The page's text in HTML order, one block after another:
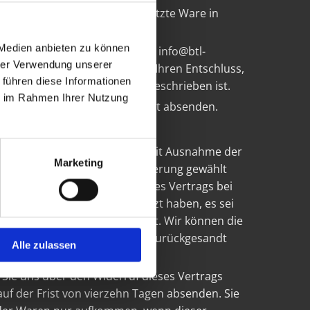
anbieten zu können
Verwendung unserer
diese Informationen
Rahmen Ihrer Nutzung
Marketing
Alle zulassen
der Beförderer ist, die letzte Ware in
Ribnitz-Damgarten, E-Mail: info@btl-
Telefax oder E-Mail) über Ihren Entschluss,
das jedoch nicht vorgeschrieben ist.
vor Ablauf der Widerrufsfrist absenden.
der Lieferkosten (mit Ausnahme der
günstigste Standardlieferung gewählt
über Ihren Widerruf dieses Vertrags bei
Transaktion eingesetzt haben, es sei
Entgelte berechnet. Wir können die
haben, dass Sie die Waren zurückgesandt
uns über den Widerruf dieses Vertrags
der Frist von vierzehn Tagen absenden. Sie